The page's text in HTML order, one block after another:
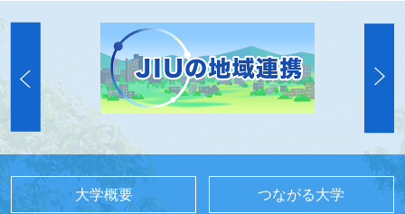
大学概要 つながる大学